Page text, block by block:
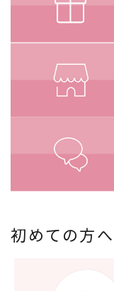
初めての方へ